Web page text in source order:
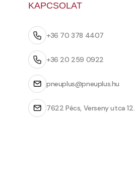
KAPCSOLAT
+36 70 378 4407
+36 20 259 0922
pneuplus@pneuplus.hu
7622 Pécs, Verseny utca 12.